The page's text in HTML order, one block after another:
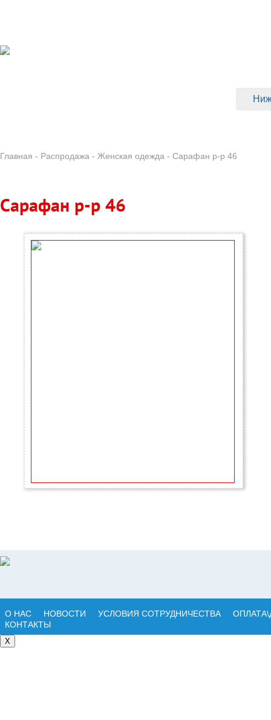
Главная - Распродажа - Женская одежда - Сарафан р-р 46
Сарафан р-р 46
О НАС НОВОСТИ УСЛОВИЯ СОТРУДНИЧЕСТВА
КОНТАКТЫ